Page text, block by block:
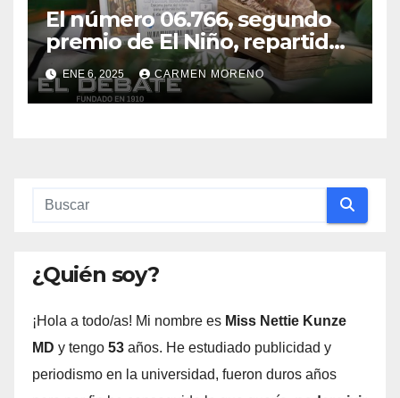
El número 06.766, segundo
premio de El Niño, repartido
por toda Andalucía excepto
Huelva
ENE 6, 2025 CARMEN MORENO
¿Quién soy?
¡Hola a todo/as! Mi nombre es Miss Nettie Kunze
MD y tengo 53 años. He estudiado publicidad y
periodismo en la universidad, fueron duros años